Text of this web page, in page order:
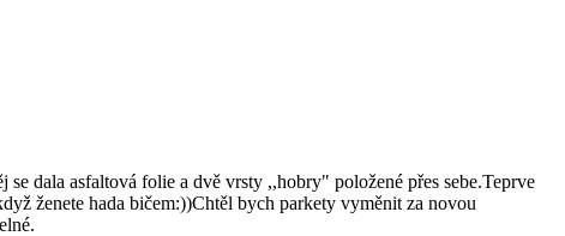
dala asfaltová folie a dvě vrsty ,,hobry" položené přes sebe.Teprve
ženete hada bičem:))Chtěl bych parkety vyměnit za novou